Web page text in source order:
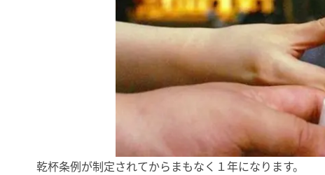
乾杯条例が制定されてからまもなく１年になります。